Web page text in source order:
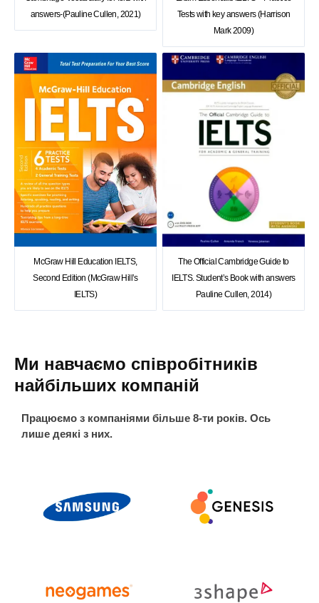
answers-(Pauline Cullen, 2021)
Tests with key answers (Harrison
Mark 2009)
McGraw Hill Education IELTS,
Second Edition (McGraw Hill’s
IELTS)
The Official Cambridge Guide to
IELTS. Student’s Book with answers
Pauline Cullen, 2014)
Ми навчаємо співробітників
найбільших компаній
Працюємо з компаніями більше 8-ти років. Ось
лише деякі з них.